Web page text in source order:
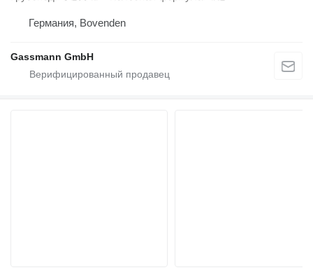
Германия, Bovenden
Gassmann GmbH